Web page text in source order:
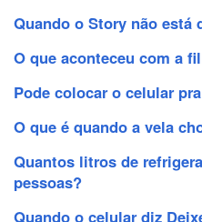
Quando o Story não está
O que aconteceu com a
Pode colocar o celular
O que é quando a vela
Quantos litros de
pessoas?
Quando o celular diz